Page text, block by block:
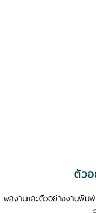
ตัว
ผลงานและตัวอย่างงานพิม